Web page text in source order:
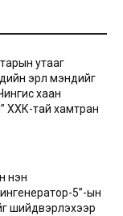
утааг
эрүүл мэндийг
хаан
ХХК-тай хамтран
нэн
5”-ын
шийдвэрлэхээр